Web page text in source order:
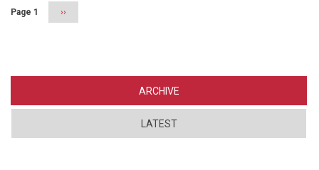
Page 1
Next
page
››
ARCHIVE
LATEST